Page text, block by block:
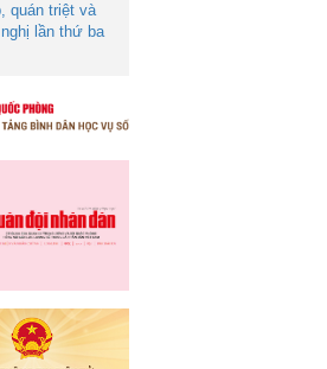
quán triệt và
lần thứ ba